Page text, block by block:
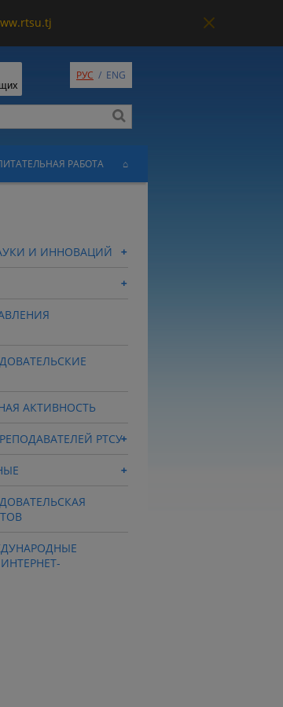
РУС / ENG
РАБОТА ⌂
И ИННОВАЦИЙ
АКТИВНОСТЬ
РТСУ